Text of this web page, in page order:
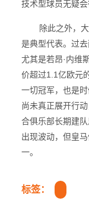
技术型球员无疑会
除此之外，
是典型代表。过
尤其是若昂·内维
价超过1.1亿欧元
一切冠军，也是
尚未真正展开行
合俱乐部长期建
出现波动，但皇
一。
标签：